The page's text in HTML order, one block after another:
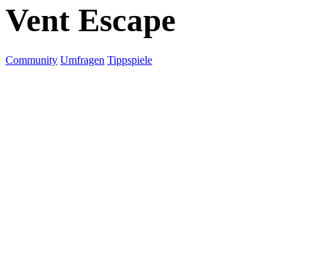
Vent Escape
Community Umfragen Tippspiele